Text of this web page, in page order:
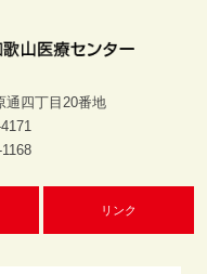
四丁目20番地
リンク